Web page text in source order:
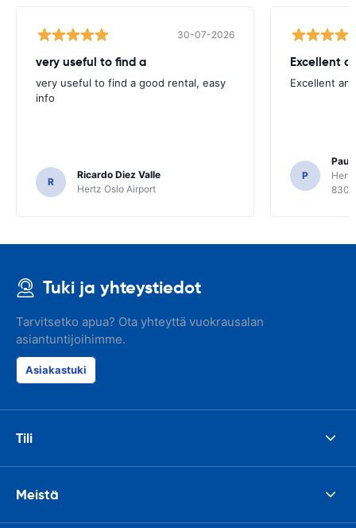
30-07-2026
very useful to find a
very useful to find a good rental, easy
info
R
Ricardo Diez Valle
Hertz Oslo Airport
Excellent
Excellent
P
Paul
8300
Tuki ja yhteystiedot
Tarvitsetko apua? Ota yhteyttä vuokrausalan
asiantuntijoihimme.
Asiakastuki
Tili
Meistä